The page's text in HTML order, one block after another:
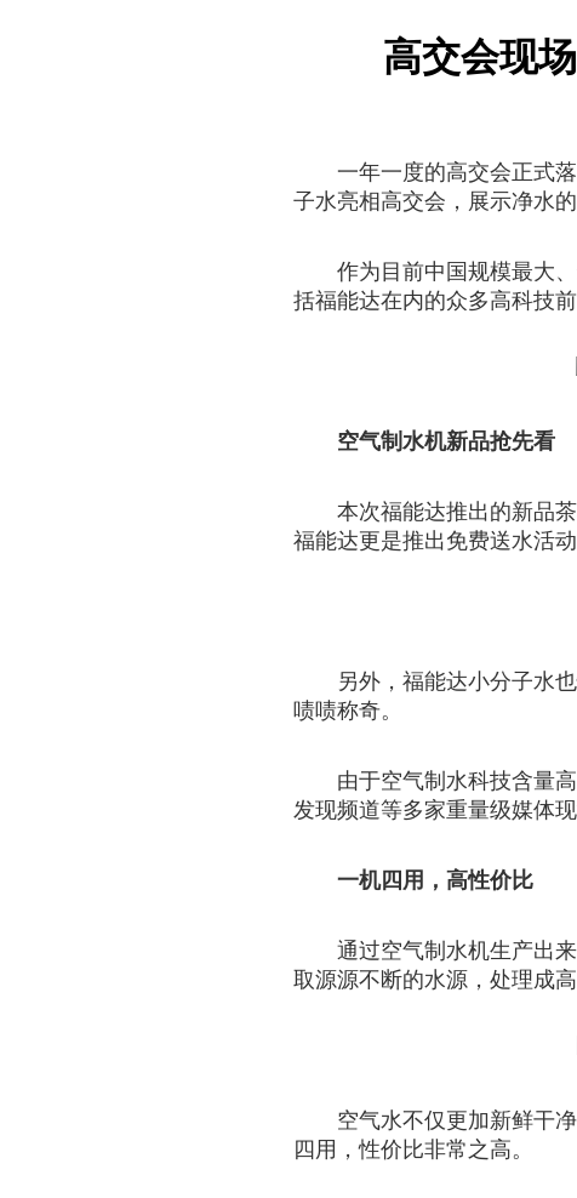
高交会现
一年一度的高交会正式
子水亮相高交会，展示净水
作为目前中国规模最大
括福能达在内的众多高科技
空气制水机新品抢先看
本次福能达推出的新品
福能达更是推出免费送水活
另外，福能达小分子水
啧啧称奇。
由于空气制水科技含量
发现频道等多家重量级媒体
一机四用，高性价比
通过空气制水机生产出
取源源不断的水源，处理成
空气水不仅更加新鲜干
四用，性价比非常之高。